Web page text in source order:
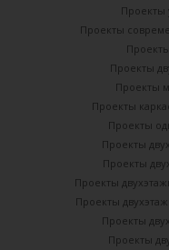
Проекты
Проекты
Проекты
Проекты
Проекты
Проекты
Проекты
Проекты
Проекты
Проекты
Проекты
Проекты